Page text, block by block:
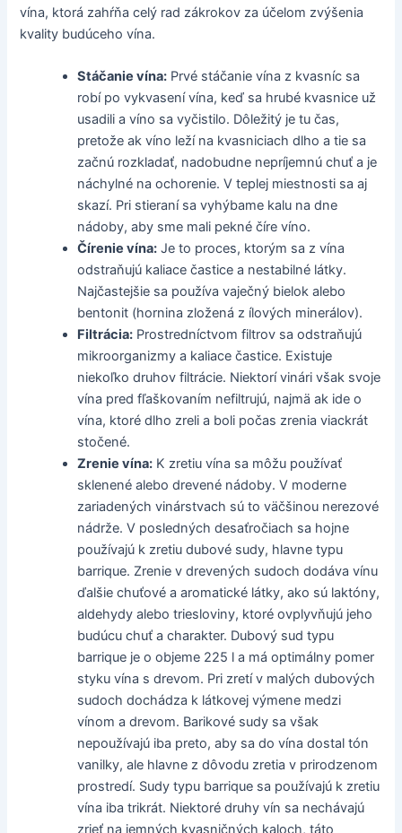
vína, ktorá zahŕňa celý rad zákrokov za účelom zvýšenia
kvality budúceho vína.
Stáčanie vína: Prvé stáčanie vína z kvasníc sa
robí po vykvasení vína, keď sa hrubé kvasnice už
usadili a víno sa vyčistilo. Dôležitý je tu čas,
pretože ak víno leží na kvasniciach dlho a tie sa
začnú rozkladať, nadobudne nepríjemnú chuť a je
náchylné na ochorenie. V teplej miestnosti sa aj
skazí. Pri stieraní sa vyhýbame kalu na dne
nádoby, aby sme mali pekné číre víno.
Čírenie vína: Je to proces, ktorým sa z vína
odstraňujú kaliace častice a nestabilné látky.
Najčastejšie sa používa vaječný bielok alebo
bentonit (hornina zložená z ílových minerálov).
Filtrácia: Prostredníctvom filtrov sa odstraňujú
mikroorganizmy a kaliace častice. Existuje
niekoľko druhov filtrácie. Niektorí vinári však svoje
vína pred fľaškovaním nefiltrujú, najmä ak ide o
vína, ktoré dlho zreli a boli počas zrenia viackrát
stočené.
Zrenie vína: K zretiu vína sa môžu používať
sklenené alebo drevené nádoby. V moderne
zariadených vinárstvach sú to väčšinou nerezové
nádrže. V posledných desaťročiach sa hojne
používajú k zretiu dubové sudy, hlavne typu
barrique. Zrenie v drevených sudoch dodáva vínu
ďalšie chuťové a aromatické látky, ako sú laktóny,
aldehydy alebo triesloviny, ktoré ovplyvňujú jeho
budúcu chuť a charakter. Dubový sud typu
barrique je o objeme 225 l a má optimálny pomer
styku vína s drevom. Pri zretí v malých dubových
sudoch dochádza k látkovej výmene medzi
vínom a drevom. Barikové sudy sa však
nepoužívajú iba preto, aby sa do vína dostal tón
vanilky, ale hlavne z dôvodu zretia v prirodzenom
prostredí. Sudy typu barrique sa používajú k zretiu
vína iba trikrát. Niektoré druhy vín sa nechávajú
zrieť na jemných kvasničných kaloch, táto